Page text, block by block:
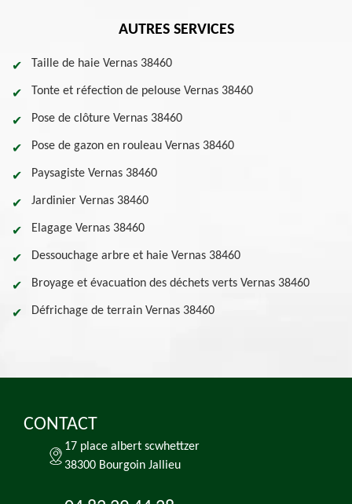
AUTRES SERVICES
Taille de haie Vernas 38460
Tonte et réfection de pelouse Vernas 38460
Pose de clôture Vernas 38460
Pose de gazon en rouleau Vernas 38460
Paysagiste Vernas 38460
Jardinier Vernas 38460
Elagage Vernas 38460
Dessouchage arbre et haie Vernas 38460
Broyage et évacuation des déchets verts Vernas 38460
Défrichage de terrain Vernas 38460
CONTACT
17 place albert scwhettzer
38300 Bourgoin Jallieu